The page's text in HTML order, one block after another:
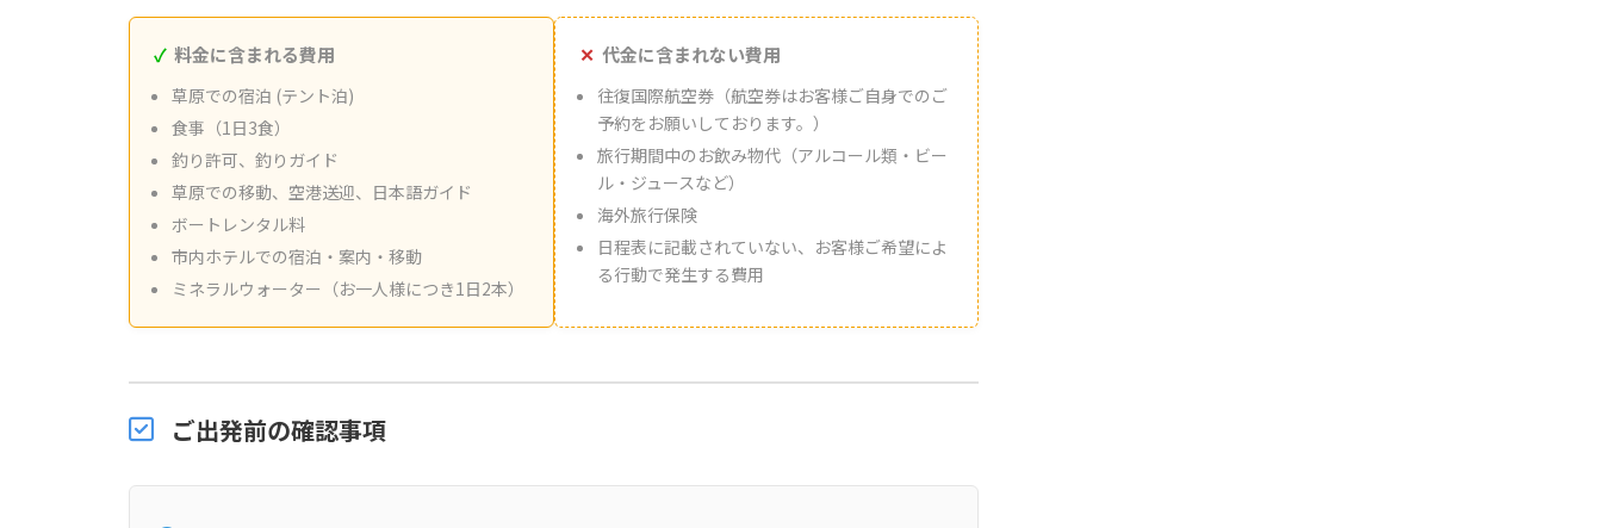
料金に含まれる費用
草原での宿泊 (テント泊)
食事（1日3食）
釣り許可、釣りガイド
草原での移動、空港送迎、日本語ガイド
ボートレンタル料
市内ホテルでの宿泊・案内・移動
ミネラルウォーター（お一人様につき1日2本）
代金に含まれない費用
往復国際航空券（航空券はお客様ご自身でのご
予約をお願いしております。）
旅行期間中のお飲み物代（アルコール類・ビー
ル・ジュースなど）
海外旅行保険
日程表に記載されていない、お客様ご希望によ
る行動で発生する費用
ご出発前の確認事項